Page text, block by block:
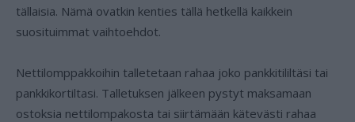
tällaisia. Nämä ovatkin kenties tällä hetkellä kaikkein
suosituimmat vaihtoehdot.
Nettilomppakkoihin talletetaan rahaa joko pankkitililtäsi tai
pankkikortiltasi. Talletuksen jälkeen pystyt maksamaan
ostoksia nettilompakosta tai siirtämään kätevästi rahaa